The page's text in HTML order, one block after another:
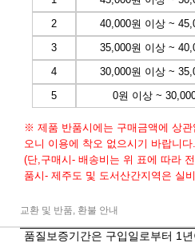
2
40,000원 이상 ~
3
35,000원 이상 ~
4
30,000원 이상 ~
5
0원 이상 ~
※ 제품 반품시에는 구매금액에 상
오니 이용에 착오 없으시기 바랍니다.
(단,구매시- 배송비는 위 표에 따라
품시- 제주도 및 도서산간지역은 실
교환 및 반품, 환불 안내
품질보증기간은 구입일로부터 1